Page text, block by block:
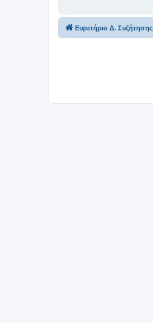
Ευρετήριο Δ. Συζήτησης